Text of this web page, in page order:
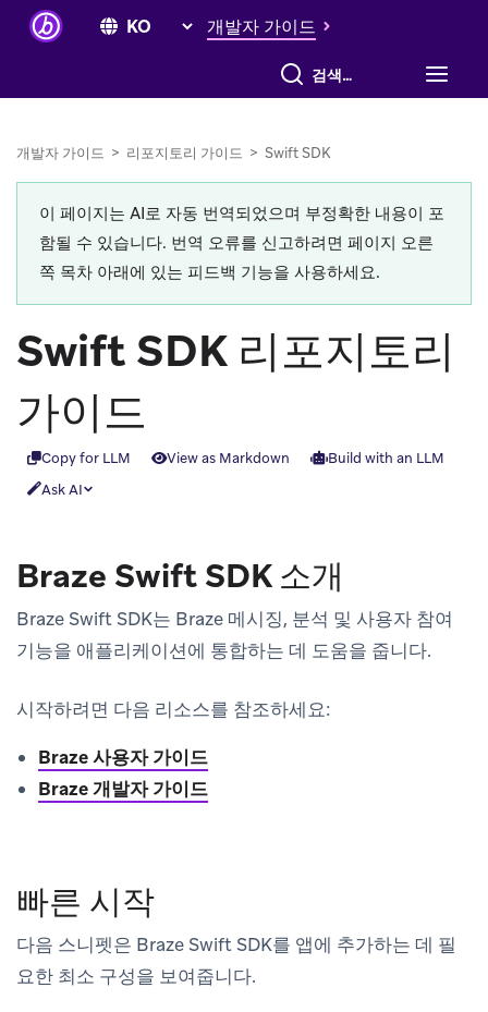
개발자 가이드
전체 검색
개발자 가이드 > 리포지토리 가이드 > Swift SDK
이 페이지는 AI로 자동 번역되었으며 부정확한 내용이 포
함될 수 있습니다. 번역 오류를 신고하려면 페이지 오른
쪽 목차 아래에 있는 피드백 기능을 사용하세요.
Swift SDK 리포지토리
가이드
Copy for LLM View as Markdown
Build with an LLM
Ask AI
Braze Swift SDK 소개
Braze Swift SDK는 Braze 메시징, 분석 및 사용자 참여
기능을 애플리케이션에 통합하는 데 도움을 줍니다.
시작하려면 다음 리소스를 참조하세요:
Braze 사용자 가이드
Braze 개발자 가이드
빠른 시작
다음 스니펫은 Braze Swift SDK를 앱에 추가하는 데 필
요한 최소 구성을 보여줍니다.